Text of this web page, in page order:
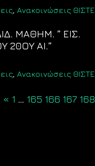
, Ανακοινώσεις ΘΙΣΤΕ
ΜΑΘΗΜ. ” ΕΙΣ.
20ΟΥ ΑΙ.”
, Ανακοινώσεις ΘΙΣΤΕ
« 1 … 165 166 167 168